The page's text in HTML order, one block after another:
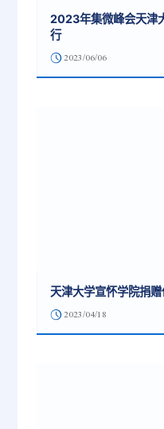
2023年集微峰会天津
行
2023/06/06
天津大学宣怀学院捐
2023/04/18